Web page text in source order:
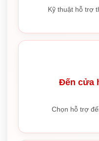
Kỹ thuật hỗ trợ
Đến cửa
Chọn hỗ trợ